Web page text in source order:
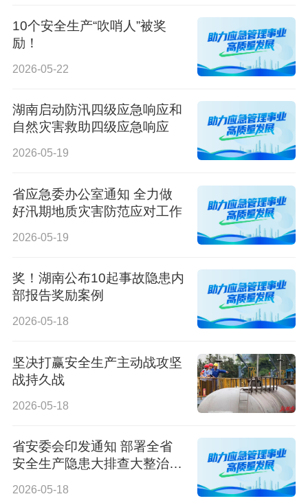
10个安全生产“吹哨人”被奖
励！
2026-05-22
湖南启动防汛四级应急响应和
自然灾害救助四级应急响应
2026-05-19
省应急委办公室通知 全力做
好汛期地质灾害防范应对工作
2026-05-19
奖！湖南公布10起事故隐患内
部报告奖励案例
2026-05-18
坚决打赢安全生产主动战攻坚
战持久战
2026-05-18
省安委会印发通知 部署全省
安全生产隐患大排查大整治工
2026-05-18